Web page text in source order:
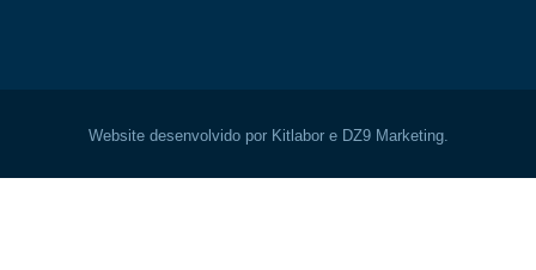
Website desenvolvido por Kitlabor e DZ9 Marketing.